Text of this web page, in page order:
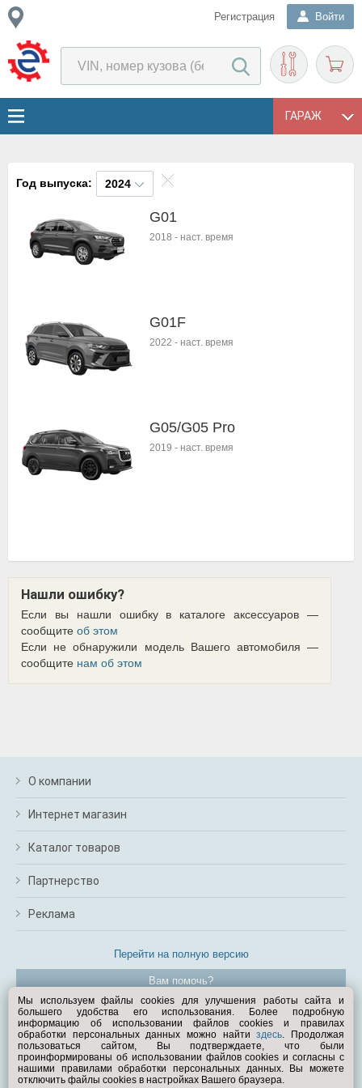
Регистрация Войти
ГАРАЖ
Год выпуска: 2024
G01
2018 - наст. время
G01F
2022 - наст. время
G05/G05 Pro
2019 - наст. время
Нашли ошибку?
Если вы нашли ошибку в каталоге аксессуаров —
сообщите об этом
Если не обнаружили модель Вашего автомобиля —
сообщите нам об этом
О компании
Интернет магазин
Каталог товаров
Партнерство
Реклама
Перейти на полную версию
Вам помочь?
© Exist.ru 1998—2026
Мы используем файлы cookies для улучшения работы сайта и
большего удобства его использования. Более подробную
информацию об использовании файлов cookies и правилах
обработки персональных данных можно найтиздесь. Продолжая
пользоваться сайтом, Вы подтверждаете, что были
проинформированы об использовании файлов cookies и согласны с
нашими правилами обработки персональных данных. Вы можете
отключить файлы cookies в настройках Вашего браузера.